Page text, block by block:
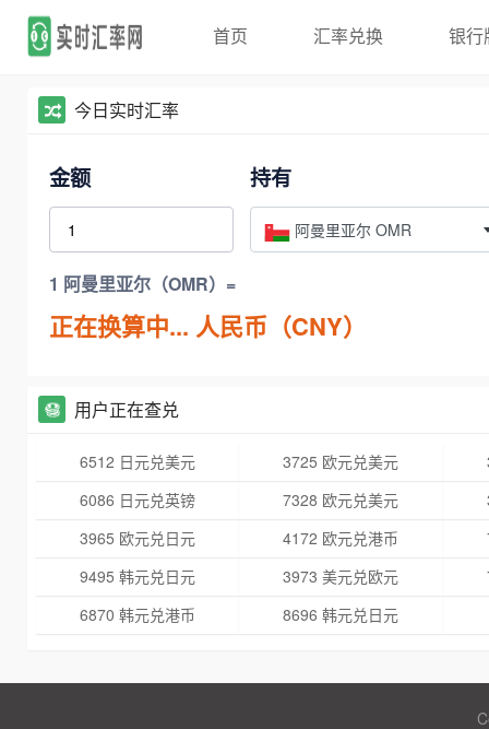
首页 汇率兑换 银行
今日实时汇率
金额 持有
阿曼里亚尔 OMR
1 阿曼里亚尔（OMR）=
正在换算中... 人民币（CNY）
用户正在查兑
6512 日元兑美元 3725 欧元兑美元
6086 日元兑英镑
7328 欧元兑美元
3965 欧元兑日元
4172 欧元兑港币
9495 韩元兑日元
3973 美元兑欧元
6870 韩元兑港币
8696 韩元兑日元